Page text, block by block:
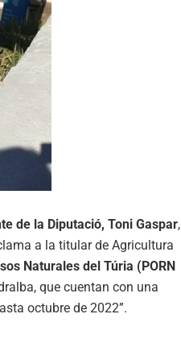
de la Diputació, Toni Gaspar,
a la titular de Agricultura
Naturales del Túria (PORN
que cuentan con una
octubre de 2022”.